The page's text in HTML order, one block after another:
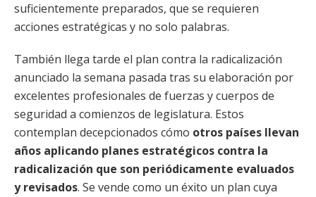
suficientemente preparados, que se requieren
acciones estratégicas y no solo palabras.
También llega tarde el plan contra la radicalización
anunciado la semana pasada tras su elaboración por
excelentes profesionales de fuerzas y cuerpos de
seguridad a comienzos de legislatura. Estos
contemplan decepcionados cómo otros países llevan
años aplicando planes estratégicos contra la
radicalización que son periódicamente evaluados
y revisados. Se vende como un éxito un plan cuya